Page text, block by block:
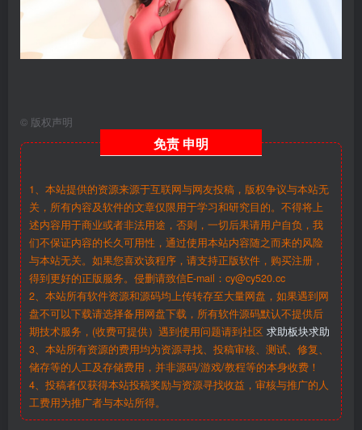
© 版权声明
免责 申明
1、本站提供的资源来源于互联网与网友投稿，版权争议与本站无
关，所有内容及软件的文章仅限用于学习和研究目的。不得将上
述内容用于商业或者非法用途，否则，一切后果请用户自负，我
们不保证内容的长久可用性，通过使用本站内容随之而来的风险
与本站无关。如果您喜欢该程序，请支持正版软件，购买注册，
得到更好的正版服务。侵删请致信E-mail：cy@cy520.cc
2、本站所有软件资源和源码均上传转存至大量网盘，如果遇到网
盘不可以下载请选择备用网盘下载，所有软件源码默认不提供后
期技术服务，(收费可提供）遇到使用问题请到社区 求助板块求助
3、本站所有资源的费用均为资源寻找、投稿审核、测试、修复、
储存等的人工及存储费用，并非源码/游戏/教程等的本身收费！
4、投稿者仅获得本站投稿奖励与资源寻找收益，审核与推广的人
工费用为推广者与本站所得。